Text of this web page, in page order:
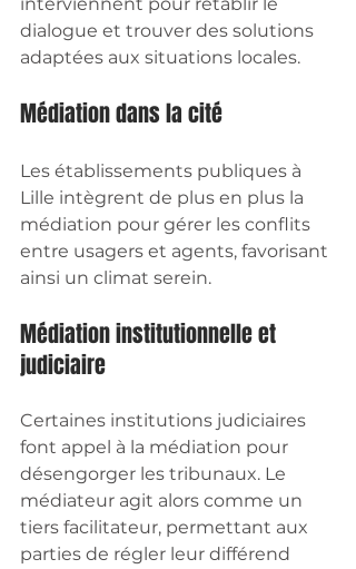
interviennent pour rétablir le
dialogue et trouver des solutions
adaptées aux situations locales.
Médiation dans la cité
Les établissements publiques à
Lille intègrent de plus en plus la
médiation pour gérer les conflits
entre usagers et agents, favorisant
ainsi un climat serein.
Médiation institutionnelle et
judiciaire
Certaines institutions judiciaires
font appel à la médiation pour
désengorger les tribunaux. Le
médiateur agit alors comme un
tiers facilitateur, permettant aux
parties de régler leur différend